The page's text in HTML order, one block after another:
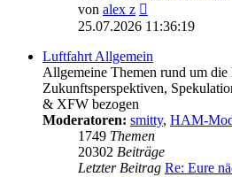
von alex z
Beitrag
25.07.2026 11:36:19
Luftfahrt Allgemein
Allgemeine Themen rund um
Zukunftsperspektiven,
& XFW bezogen
Moderatoren: smitty, HAM-
1749 Themen
20302 Beiträge
Letzter Beitrag Re: Eure